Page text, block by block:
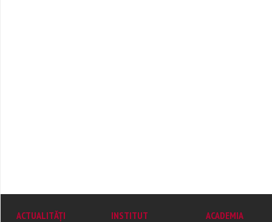
ACTUALITĂȚI
INSTITUT
ACADEMIA